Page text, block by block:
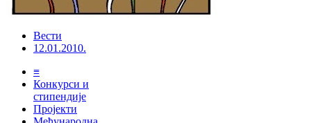
Вести
12.01.2010.
≡
Конкурси и
стипендије
Пројекти